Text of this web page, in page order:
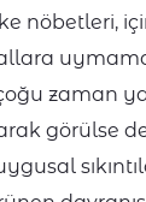
nöbetleri,
zaman
görülse